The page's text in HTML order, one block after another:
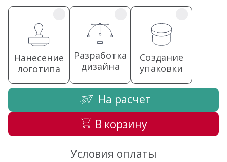
Нанесение
логотипа
Разработка
дизайна
Создание
упаковки
На расчет
В корзину
Условия оплаты